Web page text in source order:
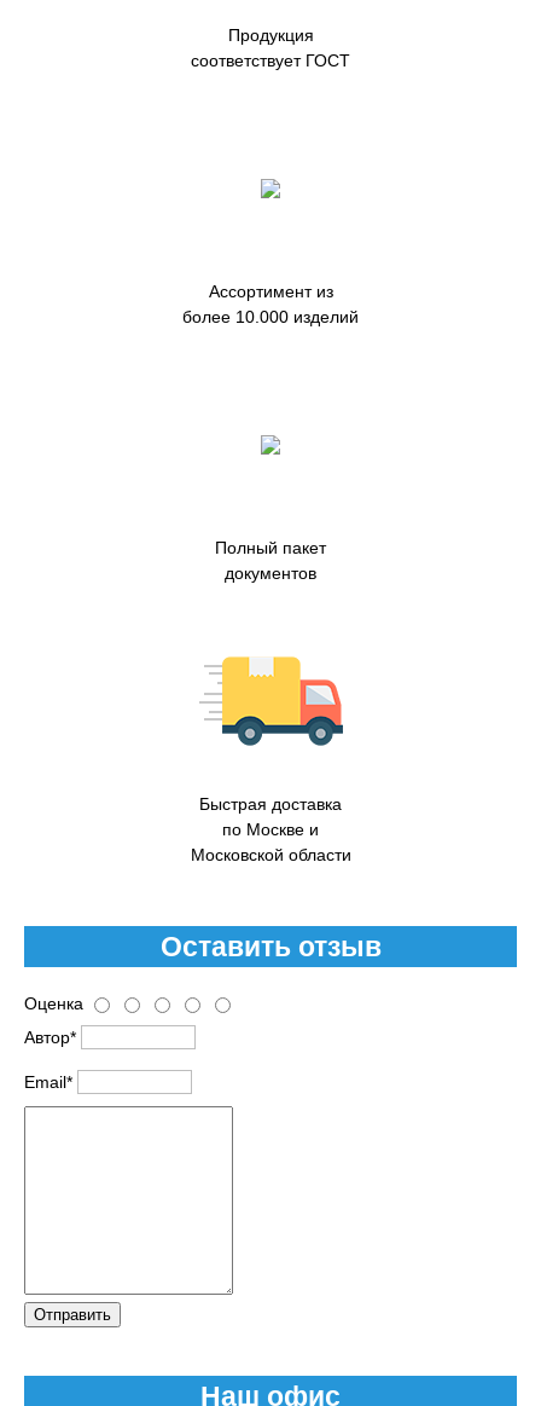
Продукция
соответствует ГОСТ
Ассортимент из
более 10.000 изделий
Полный пакет
документов
Быстрая доставка
по Москве и
Московской области
Оставить отзыв
Оценка
Автор*
Email*
Отправить
Наш офис